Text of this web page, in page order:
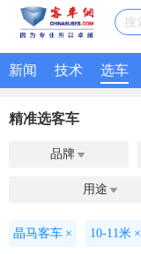
搜
新闻 技术 选车
精准选客车
品牌 
用途 
晶马客车 × 10-11米 ×